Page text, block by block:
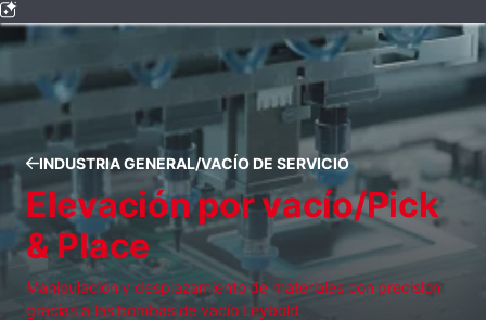
INDUSTRIA GENERAL/VACÍO DE SERVICIO
Elevación por vacío/Pick
& Place
Manipulación y desplazamiento de materiales con precisión
gracias a las bombas de vacío Leybold